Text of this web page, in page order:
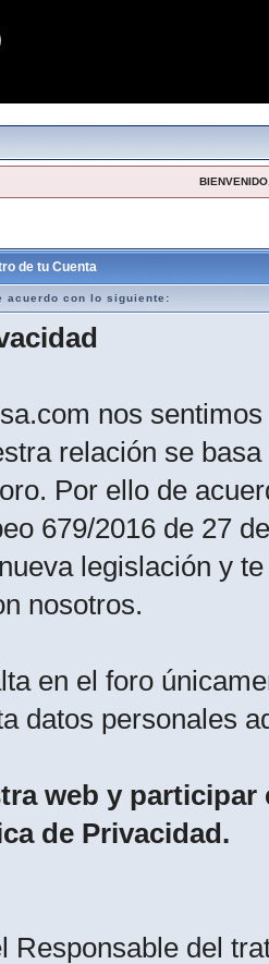
de tu Cuenta
acuerdo con lo siguiente:
nos
relación se
Por ello de
679/2016 de 27
legislación y
nosotros.
en el foro
datos personales
web y
de Privacidad.
Responsable del